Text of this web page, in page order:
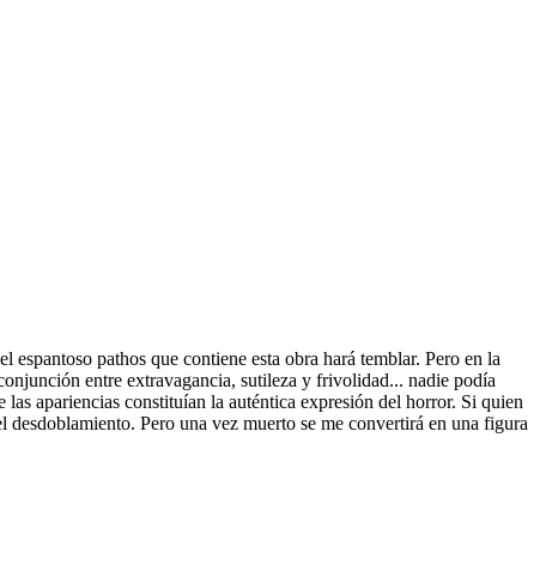
pathos que contiene esta obra hará temblar. Pero en la
entre extravagancia, sutileza y frivolidad... nadie podía
las apariencias constituían la auténtica expresión del horror. Si quien
desdoblamiento. Pero una vez muerto se me convertirá en una figura